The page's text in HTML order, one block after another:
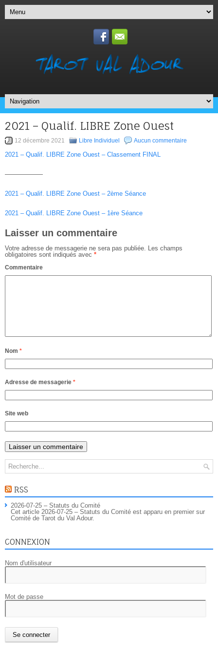
2021 – Qualif. LIBRE Zone Ouest
12 décembre 2021 Libre Individuel Aucun commentaire
2021 – Qualif. LIBRE Zone Ouest – Classement FINAL
——————
2021 – Qualif. LIBRE Zone Ouest – 2ème Séance
2021 – Qualif. LIBRE Zone Ouest – 1ère Séance
Laisser un commentaire
Votre adresse de messagerie ne sera pas publiée. Les champs
obligatoires sont indiqués avec *
Commentaire
Nom *
Adresse de messagerie *
Site web
RSS
2026-07-25 – Statuts du Comité
Cet article 2026-07-25 – Statuts du Comité est apparu en premier sur
Comité de Tarot du Val Adour.
CONNEXION
Nom d'utilisateur
Mot de passe